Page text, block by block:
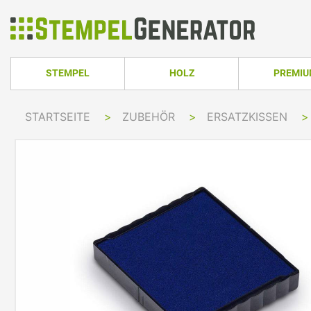
STEMPEL
TRODAT PROFESSIONAL LINE
TRODAT PROFESSIONAL DATER
PRINTY Z. SELBER SETZEN
COLOP EXPERT
COLOP POCKET
COLOP STAMP
COLOP CLASSIC
COLOP CLASSIC
HOLZ
TRODAT
STARTSEITE > ZUBEHÖR > ERSATZKISSEN >